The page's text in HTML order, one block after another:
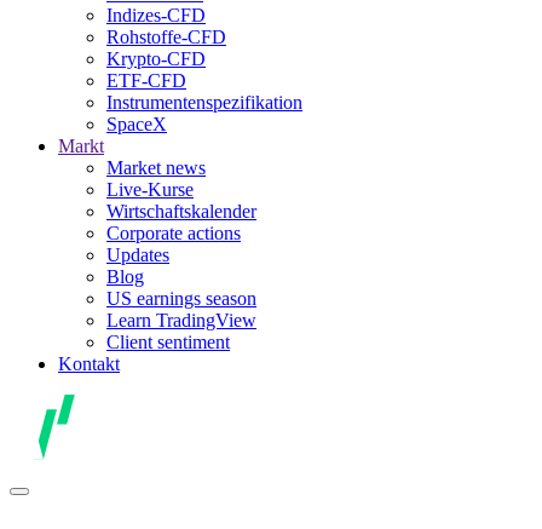
Indizes-CFD
Rohstoffe-CFD
Krypto-CFD
ETF-CFD
Instrumentenspezifikation
SpaceX
Markt
Market news
Live-Kurse
Wirtschaftskalender
Corporate actions
Updates
Blog
US earnings season
Learn TradingView
Client sentiment
Kontakt